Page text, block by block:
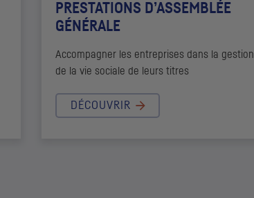
PRESTATIONS D’ASSEMBLÉE
GÉNÉRALE
Accompagner les entreprises dans la gestion
de la vie sociale de leurs titres
DÉCOUVRIR